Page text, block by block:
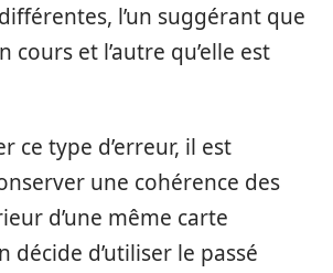
l’un suggérant que
cours et l’autre qu’elle est
ce type d’erreur, il est
une cohérence des
d’une même carte
décide d’utiliser le passé